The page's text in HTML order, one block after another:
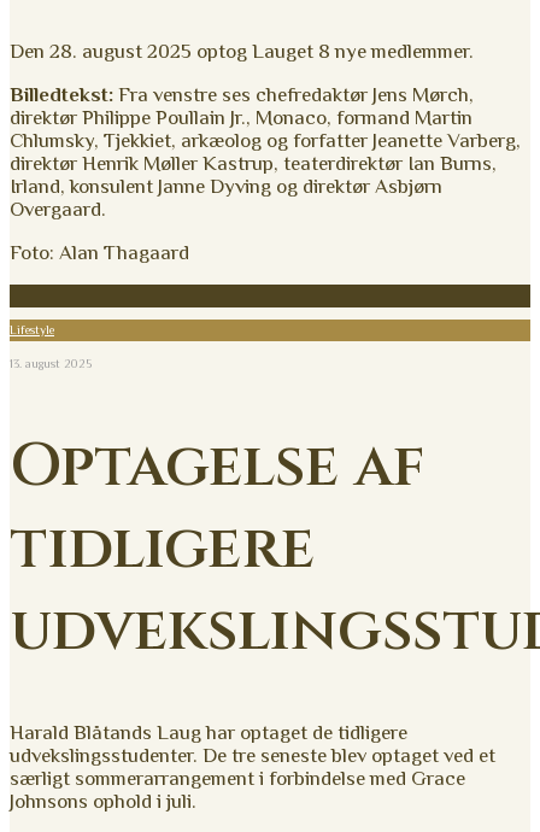
Den 28. august 2025 optog Lauget 8 nye medlemmer.
Billedtekst: Fra venstre ses chefredaktør Jens Mørch,
direktør Philippe Poullain Jr., Monaco, formand Martin
Chlumsky, Tjekkiet, arkæolog og forfatter Jeanette Varberg,
direktør Henrik Møller Kastrup, teaterdirektør Ian Burns,
Irland, konsulent Janne Dyving og direktør Asbjørn
Overgaard.
Foto: Alan Thagaard
Lifestyle
13. august 2025
Optagelse af
tidligere
Harald Blåtands Laug har optaget de tidligere
udvekslingsstudenter. De tre seneste blev optaget ved et
særligt sommerarrangement i forbindelse med Grace
Johnsons ophold i juli.